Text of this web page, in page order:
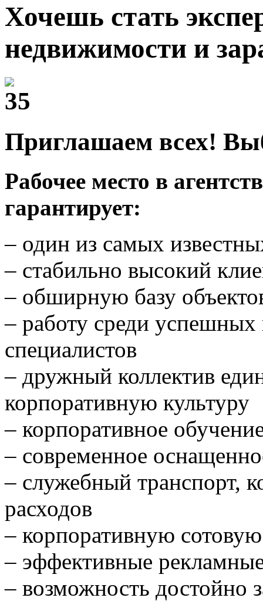
Хочешь стать
недвижимости и
Приглашаем всех!
Рабочее место в
гарантирует:
– один из самых
– стабильно высокий
– обширную базу
– работу среди
специалистов
– дружный коллектив
корпоративную культуру
– корпоративное
– современное
– служебный транспорт,
расходов
– корпоративную сотовую
– эффективные
– возможность достойно